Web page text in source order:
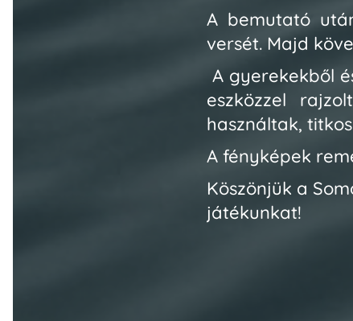
A bemutató
versét. Majd
A gyerekekből
eszközzel
használtak,
A fényképek
Köszönjük a
játékunkat!